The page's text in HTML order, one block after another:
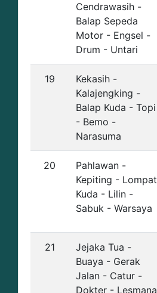
Cendrawasih -
Balap Sepeda
Motor - Engsel -
Drum - Untari
19
Kekasih -
Kalajengking -
Balap Kuda - Topi
- Bemo -
Narasuma
20
Pahlawan -
Kepiting - Lompat
Kuda - Lilin -
Sabuk - Warsaya
21
Jejaka Tua -
Buaya - Gerak
Jalan - Catur -
Dokter - Lesmana